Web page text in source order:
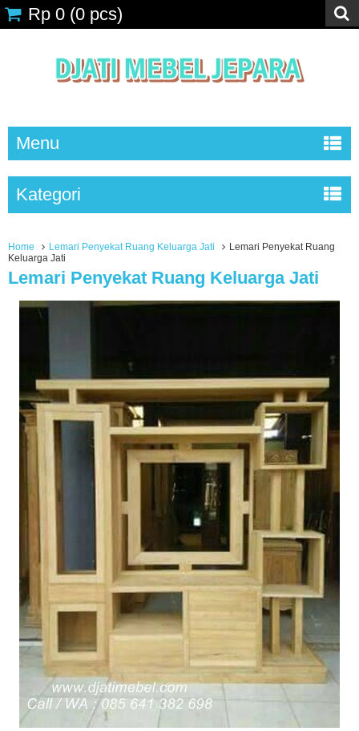
Rp 0 (0 pcs)
Menu
Kategori
Home Lemari Penyekat Ruang Keluarga Jati
Lemari Penyekat Ruang
Keluarga Jati
Lemari Penyekat Ruang Keluarga Jati